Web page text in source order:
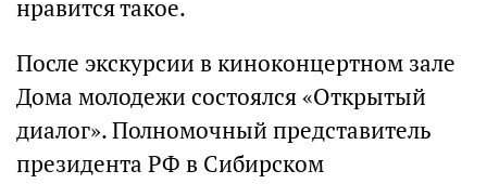
нравится такое.
После экскурсии в киноконцертном зале
Дома молодежи состоялся «Открытый
диалог». Полномочный представитель
президента РФ в Сибирском